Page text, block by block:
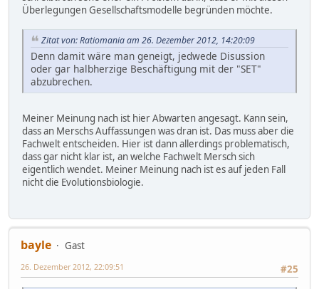
Überlegungen Gesellschaftsmodelle begründen möchte.
Zitat von: Ratiomania am 26. Dezember 2012, 14:20:09
Denn damit wäre man geneigt, jedwede Disussion
oder gar halbherzige Beschäftigung mit der "SET"
abzubrechen.
Meiner Meinung nach ist hier Abwarten angesagt. Kann sein,
dass an Merschs Auffassungen was dran ist. Das muss aber die
Fachwelt entscheiden. Hier ist dann allerdings problematisch,
dass gar nicht klar ist, an welche Fachwelt Mersch sich
eigentlich wendet. Meiner Meinung nach ist es auf jeden Fall
nicht die Evolutionsbiologie.
bayle
Gast
#25
26. Dezember 2012, 22:09:51